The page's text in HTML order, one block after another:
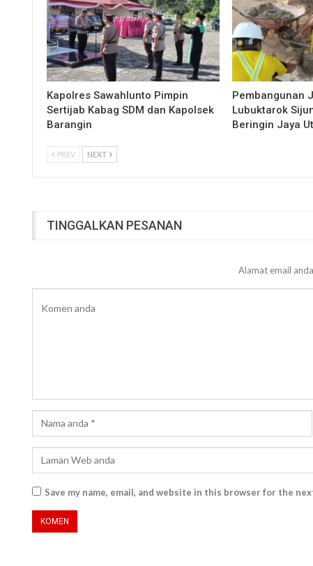
Kapolres Sawahlunto Pimpin
Sertijab Kabag SDM dan Kapolsek
Barangin
Pembangunan
Lubuktarok
Beringin Jaya
PREV NEXT
TINGGALKAN PESANAN
Alamat email
Save my name, email, and website in this browser for the